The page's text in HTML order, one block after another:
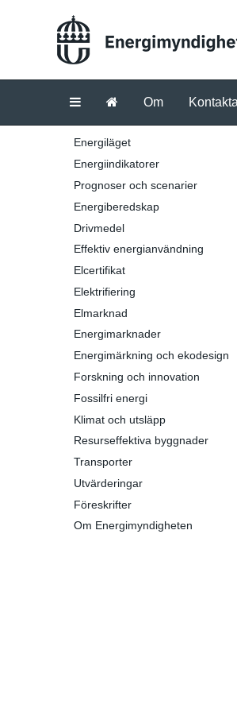
Om
Energiläget
Energiindikatorer
Prognoser och scenarier
Energiberedskap
Drivmedel
Effektiv energianvändning
Elcertifikat
Elektrifiering
Elmarknad
Energimarknader
Energimärkning och ekodesign
Forskning och innovation
Fossilfri energi
Klimat och utsläpp
Resurseffektiva byggnader
Transporter
Utvärderingar
Föreskrifter
Om Energimyndigheten